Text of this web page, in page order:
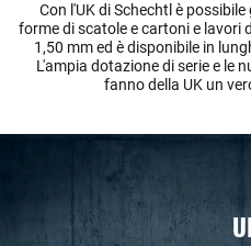
Con l'UK di Schechtl è
forme di scatole e cartoni e lavori
1,50 mm ed è disponibile in
L'ampia dotazione di serie e le
fanno della UK un